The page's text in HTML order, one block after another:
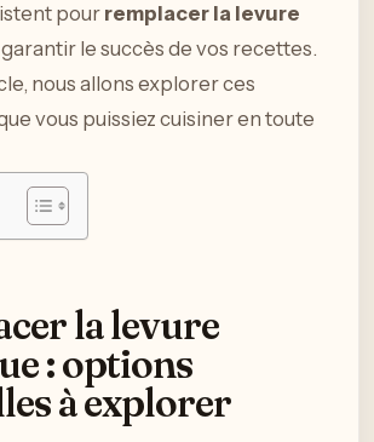
pour remplacer la levure
le succès de vos recettes.
nous allons explorer ces
vous puissiez cuisiner en toute
la levure
: options
à explorer